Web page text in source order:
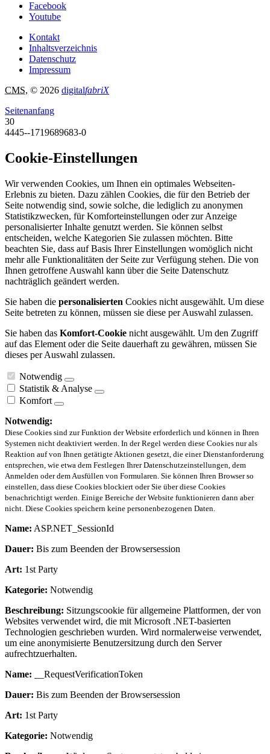
Facebook
Youtube
Kontakt
Inhaltsverzeichnis
Datenschutz
Impressum
CMS, © 2026 digitalfabriX
Seitenanfang
30
4445--1719689683-0
Cookie-Einstellungen
Wir verwenden Cookies, um Ihnen ein optimales Webseiten-
Erlebnis zu bieten. Dazu zählen Cookies, die für den Betrieb der
Seite notwendig sind, sowie solche, die lediglich zu anonymen
Statistikzwecken, für Komforteinstellungen oder zur Anzeige
personalisierter Inhalte genutzt werden. Sie können selbst
entscheiden, welche Kategorien Sie zulassen möchten. Bitte
beachten Sie, dass auf Basis Ihrer Einstellungen womöglich nicht
mehr alle Funktionalitäten der Seite zur Verfügung stehen. Die von
Ihnen getroffene Auswahl kann über die Seite Datenschutz
nachträglich geändert werden.
Sie haben die personalisierten Cookies nicht ausgewählt. Um diese
Seite betreten zu können, müssen sie diese per Auswahl zulassen.
Sie haben das Komfort-Cookie nicht ausgewählt. Um den Zugriff
auf das Element oder die Seite dauerhaft zu gewähren, müssen Sie
dieses per Auswahl zulassen.
Notwendig
Statistik & Analyse
Komfort
Notwendig:
Diese Cookies sind zur Funktion der Website erforderlich und können in Ihren
Systemen nicht deaktiviert werden. In der Regel werden diese Cookies nur als
Reaktion auf von Ihnen getätigte Aktionen gesetzt, die einer Dienstanforderung
entsprechen, wie etwa dem Festlegen Ihrer Datenschutzeinstellungen, dem
Anmelden oder dem Ausfüllen von Formularen. Sie können Ihren Browser so
einstellen, dass diese Cookies blockiert oder Sie über diese Cookies
benachrichtigt werden. Einige Bereiche der Website funktionieren dann aber
nicht. Diese Cookies speichern keine personenbezogenen Daten.
Name: ASP.NET_SessionId
Dauer: Bis zum Beenden der Browsersession
Art: 1st Party
Kategorie: Notwendig
Beschreibung: Sitzungscookie für allgemeine Plattformen, der von
Websites verwendet wird, die mit Microsoft .NET-basierten
Technologien geschrieben wurden. Wird normalerweise verwendet,
um eine anonymisierte Benutzersitzung durch den Server
aufrechtzuerhalten.
Name: __RequestVerificationToken
Dauer: Bis zum Beenden der Browsersession
Art: 1st Party
Kategorie: Notwendig